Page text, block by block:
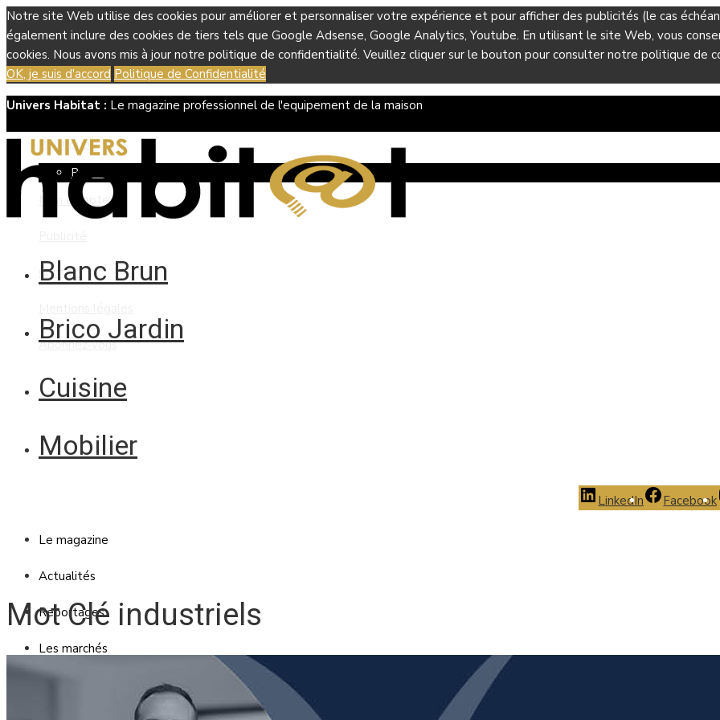
Notre site Web utilise des cookies pour améliorer et personnaliser votre expérience et pour afficher des publicités (le cas
également inclure des cookies de tiers tels que Google Adsense, Google Analytics, Youtube. En utilisant le site Web, vous
cookies. Nous avons mis à jour notre politique de confidentialité. Veuillez cliquer sur le bouton pour consulter notre politique de
OK, je suis d'accord Politique de Confidentialité
Univers Habitat : Le magazine professionnel de l'equipement de la maison
Boutique
Panier
Mon compte
Contact
Abonnez-vous
Blanc Brun
Brico Jardin
Cuisine
Mobilier
LinkedIn Facebook
Le magazine
Actualités
Reportages
Les marchés
Mot Clé industriels